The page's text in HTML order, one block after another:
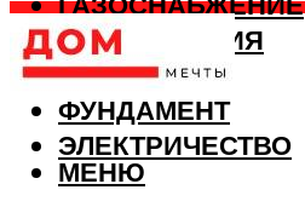
КАНАЛИЗАЦИЯ
ОТОПЛЕНИЕ
ФУНДАМЕНТ
ЭЛЕКТРИЧЕСТВО
МЕНЮ